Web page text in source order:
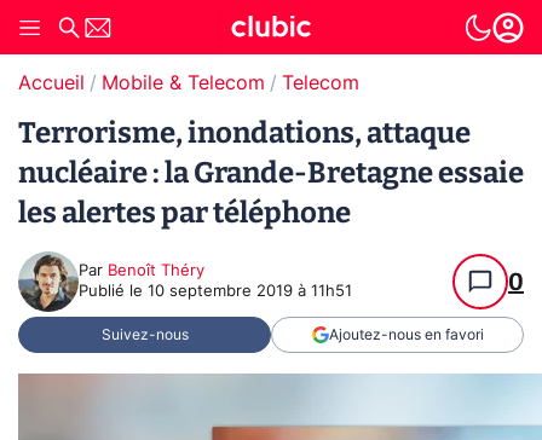
Accueil Mobile & Telecom Telecom
Terrorisme, inondations, attaque
nucléaire : la Grande-Bretagne essaie
les alertes par téléphone
Par Benoît Théry
Publié le 10 septembre 2019 à 11h51 0
Suivez-nous Ajoutez-nous en favori